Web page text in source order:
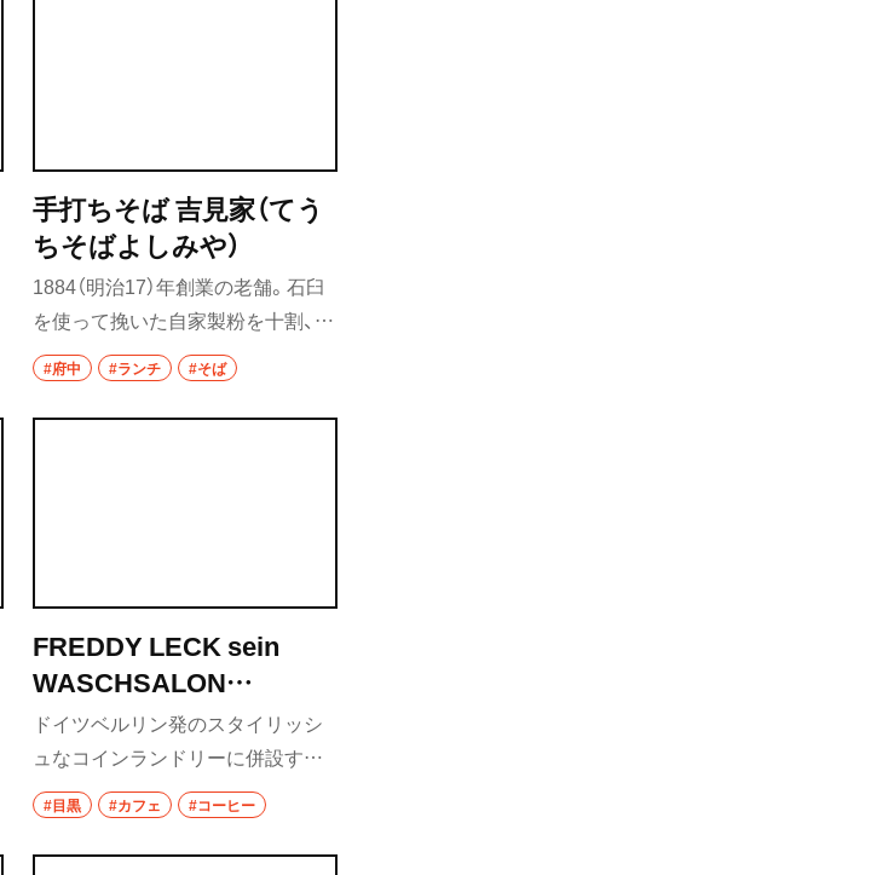
手打ちそば 吉見家（てう
ちそばよしみや）
1884（明治17）年創業の老舗。石臼
を使って挽いた自家製粉を十割、八
割でコシが強く風味豊かな蕎麦を
提供している。小丼とのセットメ
ニューも充実。
#府中 #ランチ #そば
FREDDY LECK sein
WASCHSALON
TOKYO（フレディ レッ
ク ウォッシュサロン）
ドイツベルリン発のスタイリッシ
ュなコインランドリーに併設する
カフェ。ブレンドやエスプレッソ
のほか、レモネードも。マフィンな
どスイーツも揃う。カフェのみ利
#目黒 #カフェ #コーヒー